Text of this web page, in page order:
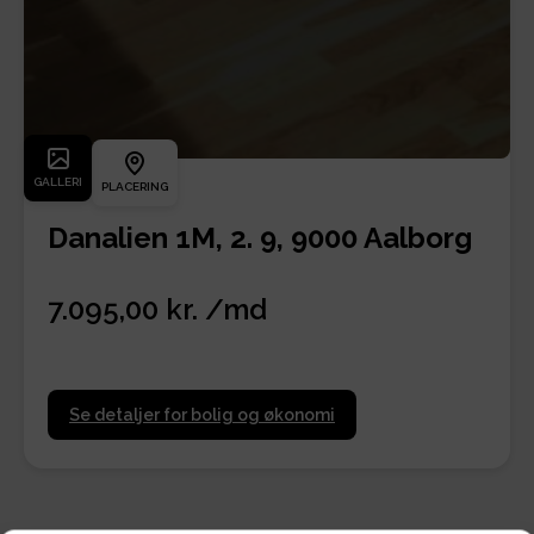
GALLERI PLACERING
Danalien 1M, 2. 9, 9000 Aalborg
7.095,00 kr. /md
Se detaljer for bolig og økonomi